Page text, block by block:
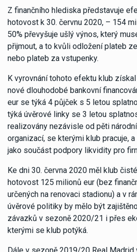
Z finančního hlediska představuje
hotovost k 30. červnu 2020, – 154
50% převyšuje ušlý výnos, který
přijmout, a to kvůli odložení plateb
nebo plateb za vstupenky.
K vyrovnání tohoto efektu klub
nové dlouhodobé bankovní
eur se týká 4 půjček s 5 letou
týká úvěrové linky se 3 letou
realizovány nezávisle od pěti
organizací, se kterými klub pracuje,
jako součást podpory likvidity pro
Ke dni 30. června 2020 měl klub
hotovost 125 milionů eur (bez
určených na renovaci stadionu) a v
úvěrové politiky by mělo být
závazků v sezoně 2020/21 i přes
kterými se klub potýká.
Dále v sezoně 2019/20 Real Madrid